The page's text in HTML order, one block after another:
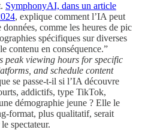
SymphonyAI, dans un article
, explique comment l’IA peut
comme les heures de pic
spécifiques sur diverses
contenu en conséquence.”
peak viewing hours for specific
and schedule content
se passe-t-il si l’IA découvre
addictifs, type TikTok,
démographie jeune ? Elle le
format, plus qualitatif, serait
spectateur.